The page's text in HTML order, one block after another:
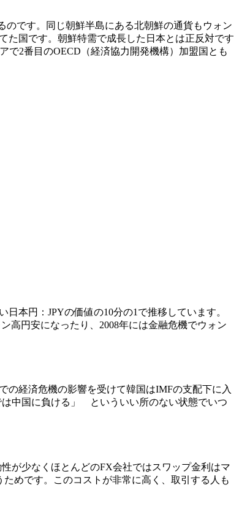
のです。同じ朝鮮半島にある北朝鮮の通貨もウォン
た国です。朝鮮特需で成長した日本とは正反対です
で2番目のOECD（経済協力開発機構）加盟国とも
本円：JPYの価値の10分の1で推移しています。
高円安になったり、2008年には金融危機でウォン
の経済危機の影響を受けて韓国はIMFの支配下に入
中国に負ける 」 といういい所のない状態でいつ
が少なくほとんどのFX会社ではスワップ金利はマ
めです。このコストが非常に高く、取引する人も